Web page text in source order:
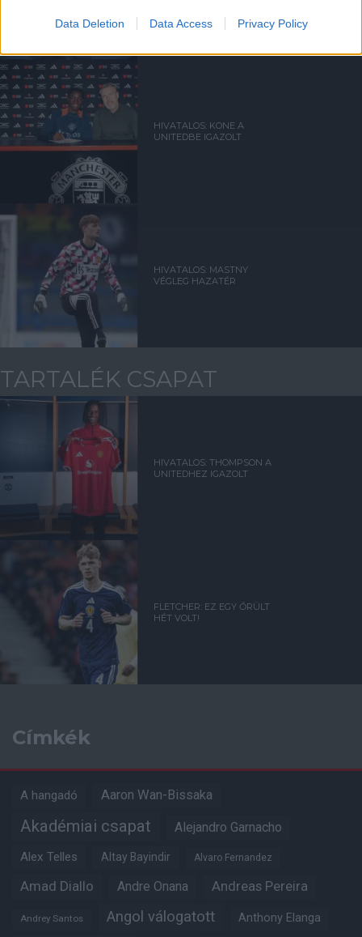
Data Deletion Data Access Privacy Policy
HIVATALOS: KONE A
UNITEDBE IGAZOLT
HIVATALOS: MASTNY
VÉGLEG HAZATÉR
TARTALÉK CSAPAT
HIVATALOS: THOMPSON A
UNITEDHEZ IGAZOLT
FLETCHER: EZ EGY ŐRÜLT
HÉT VOLT!
Címkék
A hangadó Aaron Wan-Bissaka
Akadémiai csapat Alejandro Garnacho
Alex Telles Altay Bayindir Alvaro Fernandez
Amad Diallo Andre Onana Andreas Pereira
Andrey Santos Angol válogatott Anthony Elanga